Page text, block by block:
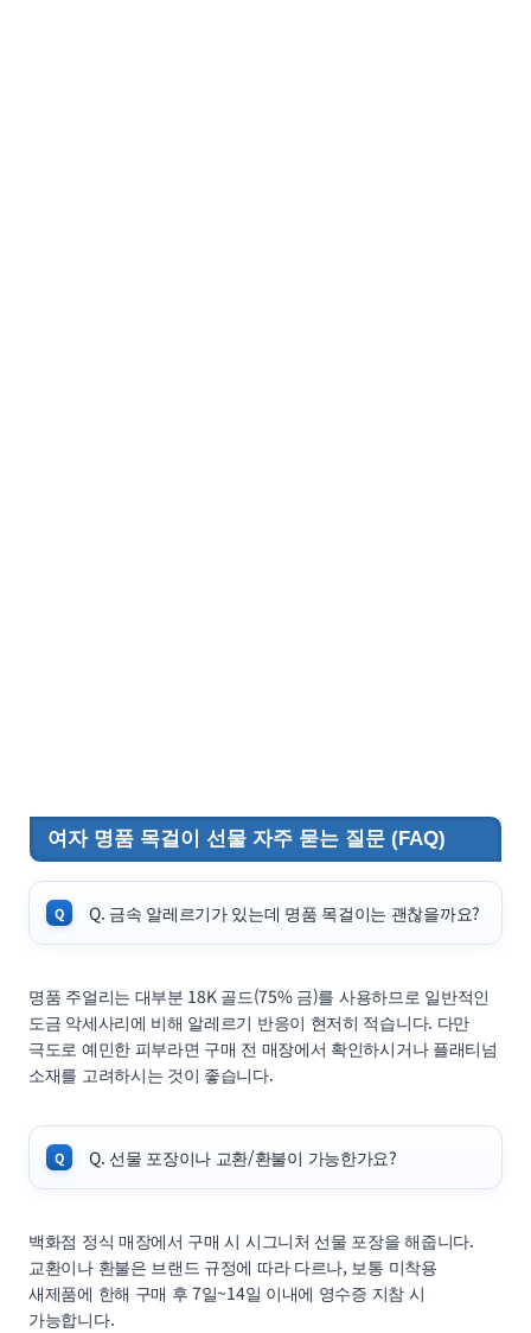
여자 명품 목걸이 선물 자주 묻는 질문 (FAQ)
Q. 금속 알레르기가 있는데 명품 목걸이는 괜찮을까요?
명품 주얼리는 대부분 18K 골드(75% 금)를 사용하므로 일반적인
도금 악세사리에 비해 알레르기 반응이 현저히 적습니다. 다만
극도로 예민한 피부라면 구매 전 매장에서 확인하시거나 플래티넘
소재를 고려하시는 것이 좋습니다.
Q. 선물 포장이나 교환/환불이 가능한가요?
백화점 정식 매장에서 구매 시 시그니처 선물 포장을 해줍니다.
교환이나 환불은 브랜드 규정에 따라 다르나, 보통 미착용
새제품에 한해 구매 후 7일~14일 이내에 영수증 지참 시
가능합니다.